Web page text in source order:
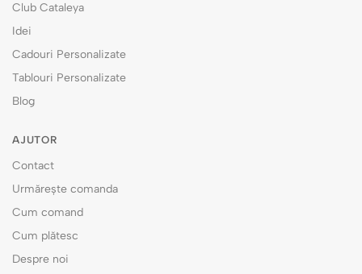
Club Cataleya
Idei
Cadouri Personalizate
Tablouri Personalizate
Blog
AJUTOR
Contact
Urmărește comanda
Cum comand
Cum plătesc
Despre noi